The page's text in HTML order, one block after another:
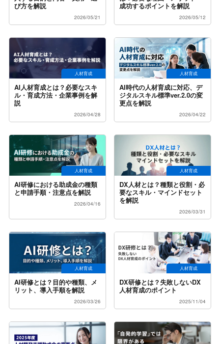
び方を解説
2026/05/21
成功するポイントを解説
2026/05/12
人材育成
AI人材育成とは？必要なスキ
ル・育成方法・企業事例を解
説
2026/04/28
人材育成
AI時代の人材育成に対応、デ
ジタルスキル標準ver.2.0の変
更点を解説
2026/04/22
人材育成
AI研修における助成金の種類
と申請手順・注意点を解説
2026/04/16
人材育成
DX人材とは？種類と役割・必
要なスキル・マインドセット
を解説
2026/03/31
人材育成
AI研修とは？目的や種類、メ
リット、導入手順を解説
2026/03/26
人材育成
DX研修とは？失敗しないDX
人材育成のポイント
2025/11/04